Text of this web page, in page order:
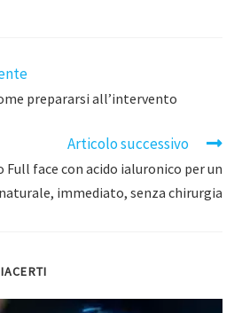
prepararsi all’intervento
Articolo successivo
face con acido ialuronico per un
immediato, senza chirurgia